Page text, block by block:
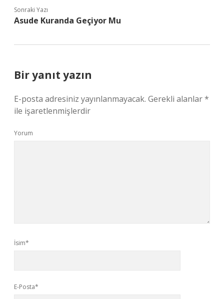
Sonraki Yazı
Asude Kuranda Geçiyor Mu
Bir yanıt yazın
E-posta adresiniz yayınlanmayacak. Gerekli alanlar*
ile işaretlenmişlerdir
Yorum
İsim*
E-Posta*